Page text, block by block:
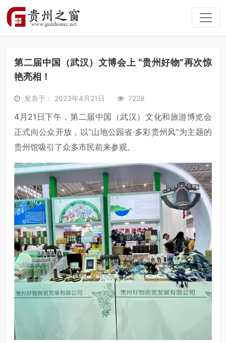
第二届中国（武汉）文博会上 “贵州好物”再次惊
艳亮相！
发表于： 2023年4月21日 7228
4月21日下午，第二届中国（武汉）文化和旅游博览会
正式向公众开放，以“山地公园省·多彩贵州风”为主题的
贵州馆吸引了众多市民前来参观。